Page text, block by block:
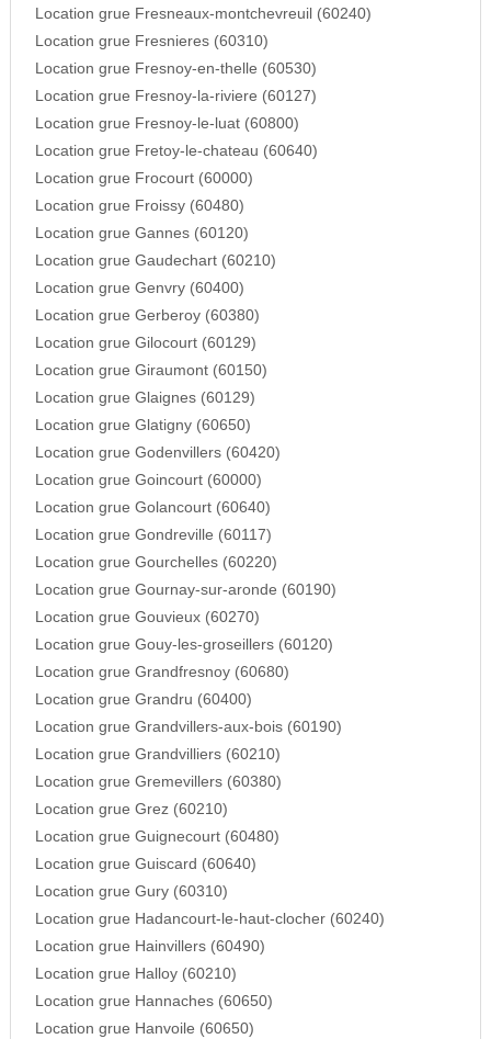
Location grue Fresneaux-montchevreuil (60240)
Location grue Fresnieres (60310)
Location grue Fresnoy-en-thelle (60530)
Location grue Fresnoy-la-riviere (60127)
Location grue Fresnoy-le-luat (60800)
Location grue Fretoy-le-chateau (60640)
Location grue Frocourt (60000)
Location grue Froissy (60480)
Location grue Gannes (60120)
Location grue Gaudechart (60210)
Location grue Genvry (60400)
Location grue Gerberoy (60380)
Location grue Gilocourt (60129)
Location grue Giraumont (60150)
Location grue Glaignes (60129)
Location grue Glatigny (60650)
Location grue Godenvillers (60420)
Location grue Goincourt (60000)
Location grue Golancourt (60640)
Location grue Gondreville (60117)
Location grue Gourchelles (60220)
Location grue Gournay-sur-aronde (60190)
Location grue Gouvieux (60270)
Location grue Gouy-les-groseillers (60120)
Location grue Grandfresnoy (60680)
Location grue Grandru (60400)
Location grue Grandvillers-aux-bois (60190)
Location grue Grandvilliers (60210)
Location grue Gremevillers (60380)
Location grue Grez (60210)
Location grue Guignecourt (60480)
Location grue Guiscard (60640)
Location grue Gury (60310)
Location grue Hadancourt-le-haut-clocher (60240)
Location grue Hainvillers (60490)
Location grue Halloy (60210)
Location grue Hannaches (60650)
Location grue Hanvoile (60650)